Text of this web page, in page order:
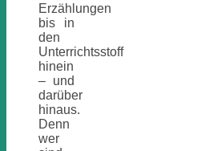
Erzählungen
bis in
den
Unterrichtsstoff
hinein
– und
darüber
hinaus.
Denn
wer